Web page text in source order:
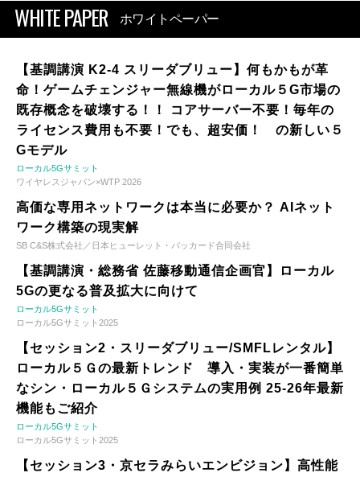
WHITE PAPER ホワイトペーパー
【基調講演 K2-4 スリーダブリュー】何もかもが革
命！ゲームチェンジャー無線機がローカル５G市場の
既存概念を破壊する！！ コアサーバー不要！毎年の
ライセンス費用も不要！でも、超安価！ の新しい５
Gモデル
ローカル5Gサミット
ワイヤレスジャパン×WTP 2026
高価な専用ネットワークは本当に必要か？ AIネット
ワーク構築の現実解
SB C&S株式会社／日本ヒューレット・パッカード合同会社
【基調講演・総務省 佐藤移動通信企画官】ローカル
5Gの更なる普及拡大に向けて
ローカル5Gサミット
ローカル5Gサミット2025
【セッション2・スリーダブリュー/SMFLレンタル】
ローカル５Ｇの最新トレンド 導入・実装が一番簡単
なシン・ローカル５Ｇシステムの実用例 25-26年最新
機能もご紹介
ローカル5Gサミット
ローカル5Gサミット2025
【セッション3・京セラみらいエンビジョン】高性能